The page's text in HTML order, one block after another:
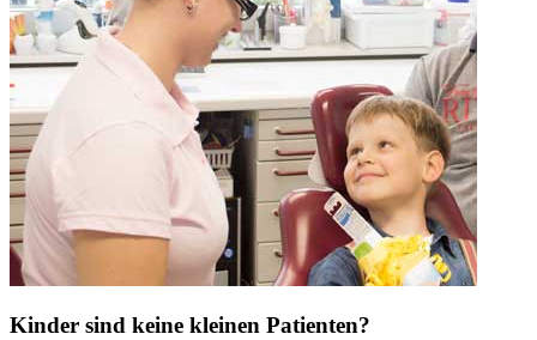
Kinder sind keine kleinen Patienten?